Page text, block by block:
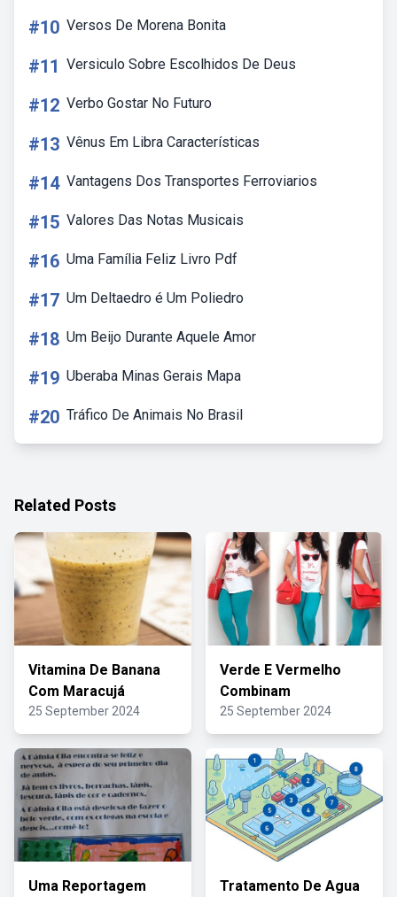
#10 Versos De Morena Bonita
#11 Versiculo Sobre Escolhidos De Deus
#12 Verbo Gostar No Futuro
#13 Vênus Em Libra Características
#14 Vantagens Dos Transportes Ferroviarios
#15 Valores Das Notas Musicais
#16 Uma Família Feliz Livro Pdf
#17 Um Deltaedro é Um Poliedro
#18 Um Beijo Durante Aquele Amor
#19 Uberaba Minas Gerais Mapa
#20 Tráfico De Animais No Brasil
Related Posts
Vitamina De Banana
Com Maracujá
25 September 2024
Verde E Vermelho
Combinam
25 September 2024
Uma Reportagem Tratamento De Agua